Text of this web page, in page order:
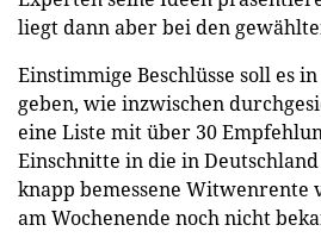
liegt dann aber bei den
Einstimmige Beschlüsse soll es
geben, wie inzwischen
eine Liste mit über 30
Einschnitte in die in
knapp bemessene Witwenrente
am Wochenende noch nicht